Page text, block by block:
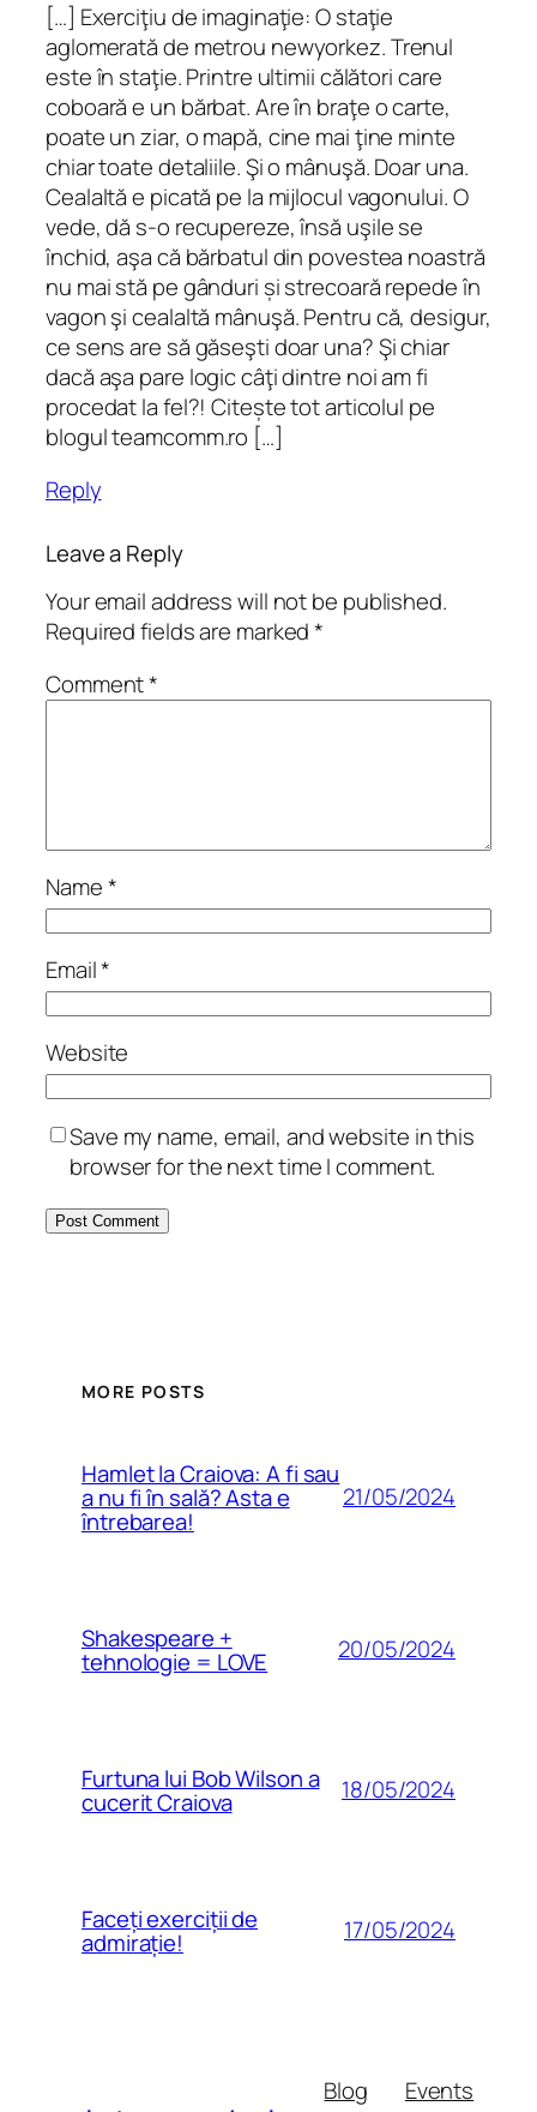
[…] Exerciţiu de imaginaţie: O staţie
aglomerată de metrou newyorkez. Trenul
este în staţie. Printre ultimii călători care
coboară e un bărbat. Are în braţe o carte,
poate un ziar, o mapă, cine mai ţine minte
chiar toate detaliile. Şi o mânuşă. Doar una.
Cealaltă e picată pe la mijlocul vagonului. O
vede, dă s-o recupereze, însă uşile se
închid, aşa că bărbatul din povestea noastră
nu mai stă pe gânduri și strecoară repede în
vagon şi cealaltă mânuşă. Pentru că, desigur,
ce sens are să găseşti doar una? Şi chiar
dacă aşa pare logic câţi dintre noi am fi
procedat la fel?! Citește tot articolul pe
blogul teamcomm.ro […]
Reply
Leave a Reply
Your email address will not be published.
Required fields are marked*
Comment*
Name*
Email*
Website
Save my name, email, and website in this
browser for the next time I comment.
MORE POSTS
Hamlet la Craiova: A fi sau
a nu fi în sală? Asta e
întrebarea!
21/05/2024
Shakespeare +
tehnologie = LOVE 20/05/2024
Furtuna lui Bob Wilson a
cucerit Craiova 18/05/2024
Faceți exerciții de
admirație! 17/05/2024
Blog
Events